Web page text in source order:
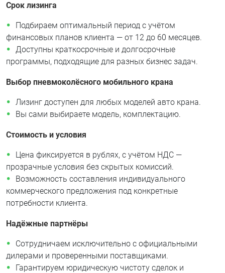
Срок лизинга
Подбираем оптимальный период с учётом
финансовых планов клиента — от 12 до 60 месяцев.
Доступны краткосрочные и долгосрочные
программы, подходящие для разных бизнес задач.
Выбор пневмоколёсного мобильного крана
Лизинг доступен для любых моделей авто крана.
Вы сами выбираете модель, комплектацию.
Стоимость и условия
Цена фиксируется в рублях, с учётом НДС —
прозрачные условия без скрытых комиссий.
Возможность составления индивидуального
коммерческого предложения под конкретные
потребности клиента.
Надёжные партнёры
Сотрудничаем исключительно с официальными
дилерами и проверенными поставщиками.
Гарантируем юридическую чистоту сделок и